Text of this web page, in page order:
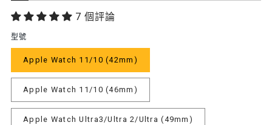
功
能
特
色
7 個評論
型號
Apple Watch 11/10 (42mm)
Apple Watch 11/10 (46mm)
Apple Watch Ultra3/Ultra 2/Ultra (49mm)